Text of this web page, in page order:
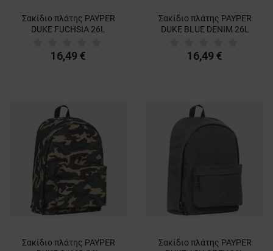
Σακίδιο πλάτης PAYPER
DUKE FUCHSIA 26L
16,49 €
Σακίδιο πλάτης PAYPER
DUKE BLUE DENIM 26L
16,49 €
Σακίδιο πλάτης PAYPER
Σακίδιο πλάτης PAYPER